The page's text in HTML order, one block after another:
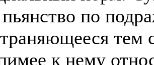
пьянство по
тем
к нему